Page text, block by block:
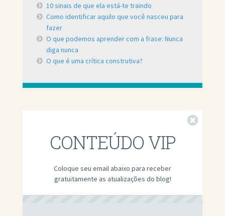
10 sinais de que ela está-te traindo
Como identificar aquilo que você nasceu para
fazer
O que podemos aprender com a frase: Nunca
diga nunca
O que é uma crítica construtiva?
CONTEÚDO VIP
Coloque seu email abaixo para receber
gratuitamente as atualizações do blog!